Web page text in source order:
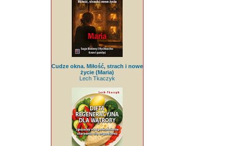
Cudze okna. Miłość, strach i nowe
życie (Maria)
Lech Tkaczyk